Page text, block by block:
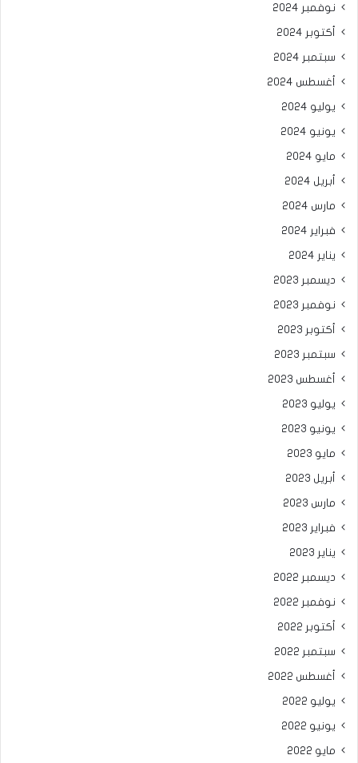
نوفمبر 2024
أكتوبر 2024
سبتمبر 2024
أغسطس 2024
يوليو 2024
يونيو 2024
مايو 2024
أبريل 2024
مارس 2024
فبراير 2024
يناير 2024
ديسمبر 2023
نوفمبر 2023
أكتوبر 2023
سبتمبر 2023
أغسطس 2023
يوليو 2023
يونيو 2023
مايو 2023
أبريل 2023
مارس 2023
فبراير 2023
يناير 2023
ديسمبر 2022
نوفمبر 2022
أكتوبر 2022
سبتمبر 2022
أغسطس 2022
يوليو 2022
يونيو 2022
مايو 2022